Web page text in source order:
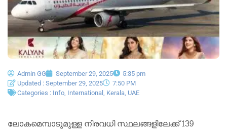
Admin GG September 29, 2025
5:35 pm
Updated : September 29, 2025
7:50 PM
Categories : Info International Kerala UAE
ലോകമെമ്പാടുമുള്ള നിരവധി സ്ഥലങ്ങളിലേക്ക് 139